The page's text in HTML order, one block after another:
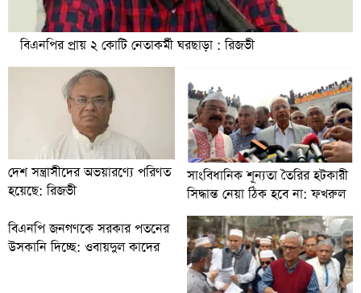
বিএনপির প্রায় ২ কোটি নেতাকর্মী ঘরছাড়া : রিজভী
দেশ সন্ত্রাসীদের অভয়ারণ্যে পরিণত
হয়েছে: রিজভী
সাংবিধানিক শূন্যতা তৈরির হটকারী
সিদ্ধান্ত নেয়া ঠিক হবে না: ফখরুল
বিএনপি জনগণকে সরকার পতনের
উসকানি দিচ্ছে: ওবায়দুল কাদের